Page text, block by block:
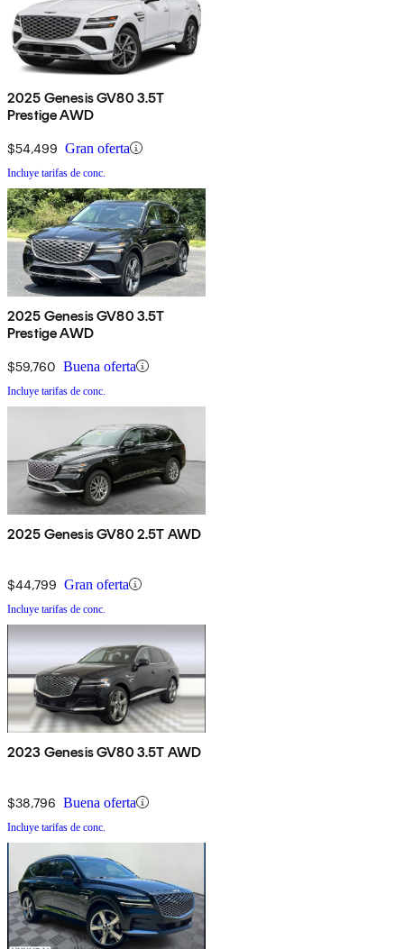
2025 Genesis GV80 3.5T
Prestige AWD
$54,499 Gran oferta
Incluye tarifas de conc.
2025 Genesis GV80 3.5T
Prestige AWD
$59,760 Buena oferta
Incluye tarifas de conc.
2025 Genesis GV80 2.5T AWD
$44,799 Gran oferta
Incluye tarifas de conc.
2023 Genesis GV80 3.5T AWD
$38,796 Buena oferta
Incluye tarifas de conc.